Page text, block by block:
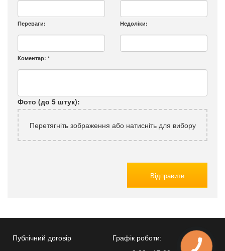
Переваги: Недоліки:
Коментар: *
Фото (до 5 штук):
Перетягніть зображення або натисніть для вибору
Відправити
Публічний договір
Графік роботи: